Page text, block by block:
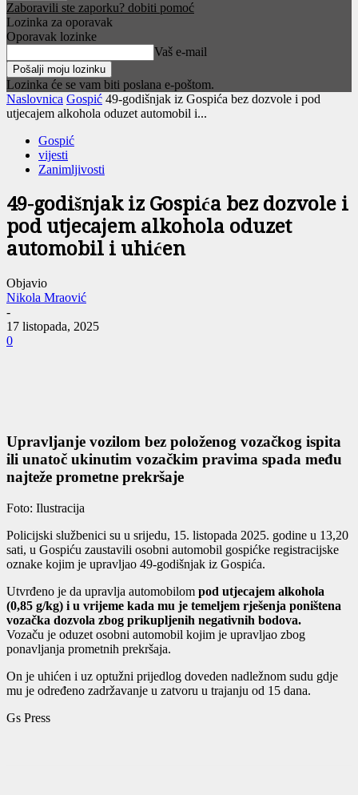
Zaboravili ste zaporku? dobiti pomoć
Lozinka za oporavak
Oporavak lozinke
Vaš e-mail
Lozinka će se vam biti poslana e-poštom.
Naslovnica Gospić 49-godišnjak iz Gospića bez dozvole i pod
utjecajem alkohola oduzet automobil i...
Gospić
vijesti
Zanimljivosti
49-godišnjak iz Gospića bez dozvole i
pod utjecajem alkohola oduzet
automobil i uhićen
Objavio
Nikola Mraović
-
17 listopada, 2025
0
Upravljanje vozilom bez položenog vozačkog ispita
ili unatoč ukinutim vozačkim pravima spada među
najteže prometne prekršaje
Foto: Ilustracija
Policijski službenici su u srijedu, 15. listopada 2025. godine u 13,20
sati, u Gospiću zaustavili osobni automobil gospićke registracijske
oznake kojim je upravljao 49-godišnjak iz Gospića.
Utvrđeno je da upravlja automobilom pod utjecajem alkohola
(0,85 g/kg) i u vrijeme kada mu je temeljem rješenja poništena
vozačka dozvola zbog prikupljenih negativnih bodova.
Vozaču je oduzet osobni automobil kojim je upravljao zbog
ponavljanja prometnih prekršaja.
On je uhićen i uz optužni prijedlog doveden nadležnom sudu gdje
mu je određeno zadržavanje u zatvoru u trajanju od 15 dana.
Gs Press